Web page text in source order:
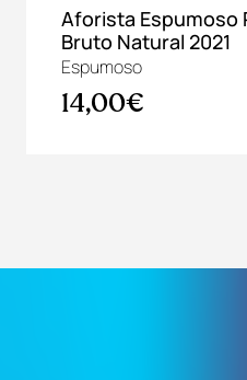
Aforista Espumoso
Bruto Natural 2021
Espumoso
14,00€